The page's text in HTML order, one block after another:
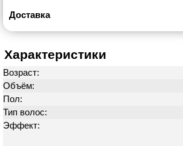
Доставка
Характеристики
Возраст:
Объём:
Пол:
Тип волос:
Эффект: